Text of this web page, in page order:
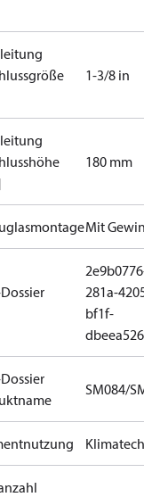
1-3/8 in
180 mm
Mit
281a-
bf1f-
SM084/